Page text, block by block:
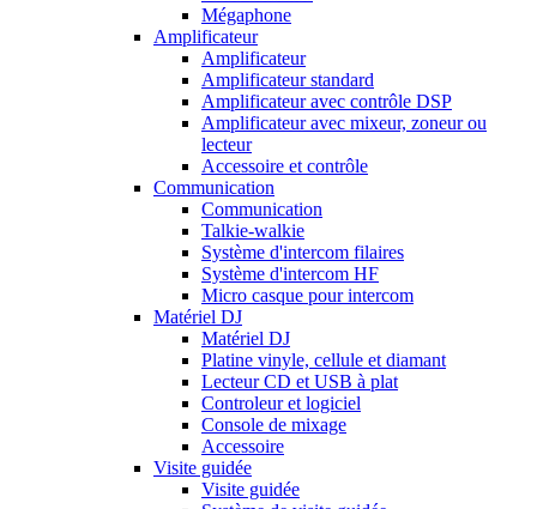
Mégaphone
Amplificateur
Amplificateur
Amplificateur standard
Amplificateur avec contrôle DSP
Amplificateur avec mixeur, zoneur ou
lecteur
Accessoire et contrôle
Communication
Communication
Talkie-walkie
Système d'intercom filaires
Système d'intercom HF
Micro casque pour intercom
Matériel DJ
Matériel DJ
Platine vinyle, cellule et diamant
Lecteur CD et USB à plat
Controleur et logiciel
Console de mixage
Accessoire
Visite guidée
Visite guidée